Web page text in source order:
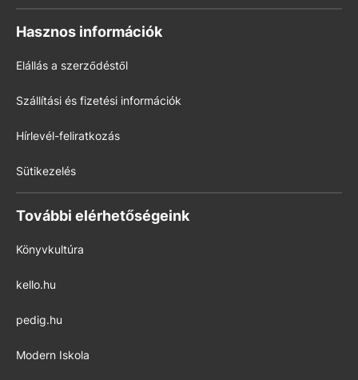
Hasznos információk
Elállás a szerződéstől
Szállítási és fizetési információk
Hírlevél-feliratkozás
Sütikezelés
További elérhetőségeink
Könyvkultúra
kello.hu
pedig.hu
Modern Iskola